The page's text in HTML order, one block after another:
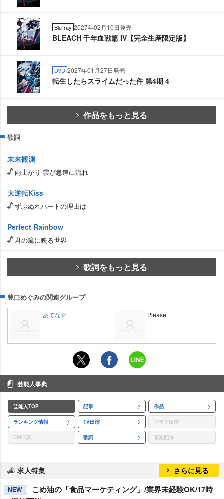
Blu-ray 2027年02月10日発売
BLEACH 千年血戦篇 IV【完全生産限定版】
DVD 2027年01月27日発売
転生したらスライムだった件 第4期 4
作品をもっと見る
歌詞
未来観測
雨上がり 雲が急速に流れ
大逆転Kiss
ずぶぬれハートの理由は
Perfect Rainbow
君の瞳に映る世界
歌詞をもっと見る
豊口めぐみの関連グループ
あてな☆ Please
芸能人事典
芸能人TOP 記事 作品
ランキング情報 TV出演 ドラマ出演
CM出演 歌詞 音楽配信
求人特集 さらに見る
NEW
こめ油の「食品マーケティング」/業界未経験OK/17時